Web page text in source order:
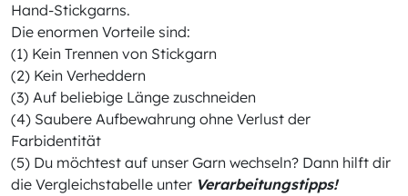
Hand-Stickgarns.
Die enormen Vorteile sind:
(1) Kein Trennen von Stickgarn
(2) Kein Verheddern
(3) Auf beliebige Länge zuschneiden
(4) Saubere Aufbewahrung ohne Verlust der
Farbidentität
(5) Du möchtest auf unser Garn wechseln? Dann hilft dir
die Vergleichstabelle unter Verarbeitungstipps!